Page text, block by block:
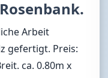
Arbeit
gefertigt. Preis:
ca. 0.80m x